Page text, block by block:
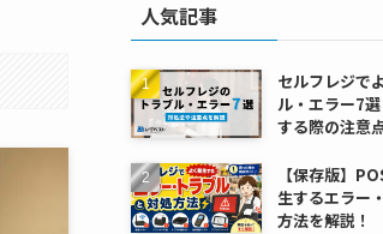
人気記事
セルフレジで
ル・エラー7
する際の注意
【保存版】
生するエラー
方法を解説！